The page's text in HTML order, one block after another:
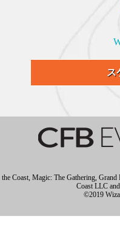
ス
Coast, Magic: The Gathering,
Coast LLC
©2019